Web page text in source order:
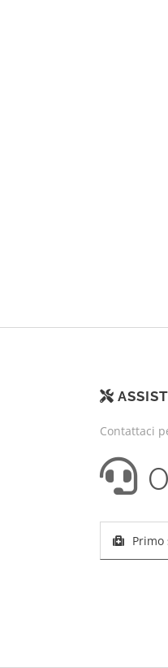
Contattaci
Primo